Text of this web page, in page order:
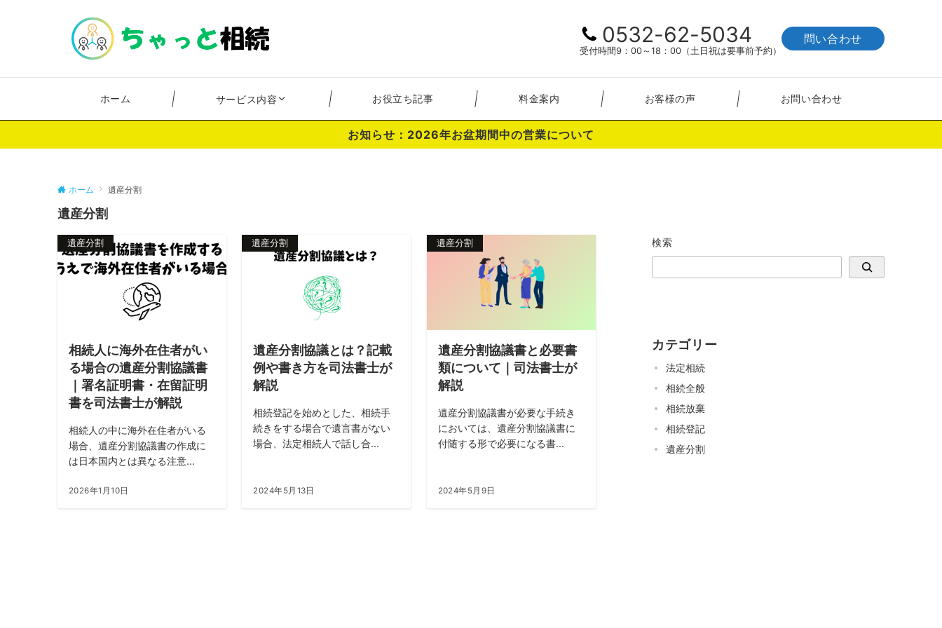
0532-62-5034
受付時間9：00～18：00（土日祝は要事前予約）
問い合わせ
ホーム サービス内容 お役立ち記事 料金案内 お客様の声 お問い合わせ
お知らせ：2026年お盆期間中の営業について
ホーム 遺産分割
遺産分割
遺産分割
相続人に海外在住者がい
る場合の遺産分割協議書
｜署名証明書・在留証明
書を司法書士が解説
相続人の中に海外在住者がいる
場合、遺産分割協議書の作成に
は日本国内とは異なる注意...
2026年1月10日
遺産分割
遺産分割協議とは？記載
例や書き方を司法書士が
解説
相続登記を始めとした、相続手
続きをする場合で遺言書がない
場合、法定相続人で話し合...
2024年5月13日
遺産分割
遺産分割協議書と必要書
類について｜司法書士が
解説
遺産分割協議書が必要な手続き
においては、遺産分割協議書に
付随する形で必要になる書...
2024年5月9日
検索
カテゴリー
法定相続
相続全般
相続放棄
相続登記
遺産分割